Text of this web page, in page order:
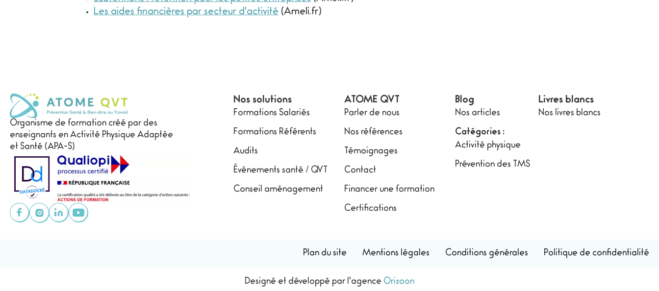
Les aides financières par secteur d'activité (Ameli.fr)
Organisme de formation créé par des
enseignants en Activité Physique Adaptée
et Santé (APA-S)
Nos solutions
Formations Salariés
Formations Référents
Audits
Événements santé / QVT
Conseil aménagement
ATOME QVT
Parler de nous
Nos références
Témoignages
Contact
Financer une formation
Certifications
Blog
Nos articles
Catégories :
Activité physique
Prévention des TMS
Livres blancs
Nos livres blancs
Plan du site Mentions légales Conditions générales Politique de confidentialité
Designé et développé par l'agence Orizoon